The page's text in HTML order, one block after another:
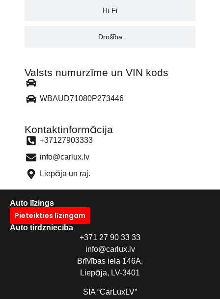
Hi-Fi
Drošība
Valsts numurzīme un VIN kods
WBAUD71080P273446
Kontaktinformācija
+37127903333
info@carlux.lv
Liepāja un raj.
Auto līzings
Pieteikties līzingam
Auto tirdzniecība
+371 27 90 33 33
info@carlux.lv
Brīvības iela 146A,
Liepāja, LV-3401
SIA “CarLuxLV”